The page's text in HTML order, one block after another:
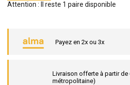
Attention : Il reste 1 paire disponible
Payez en 2x ou 3x
Livraison offerte à partir de
métropolitaine)